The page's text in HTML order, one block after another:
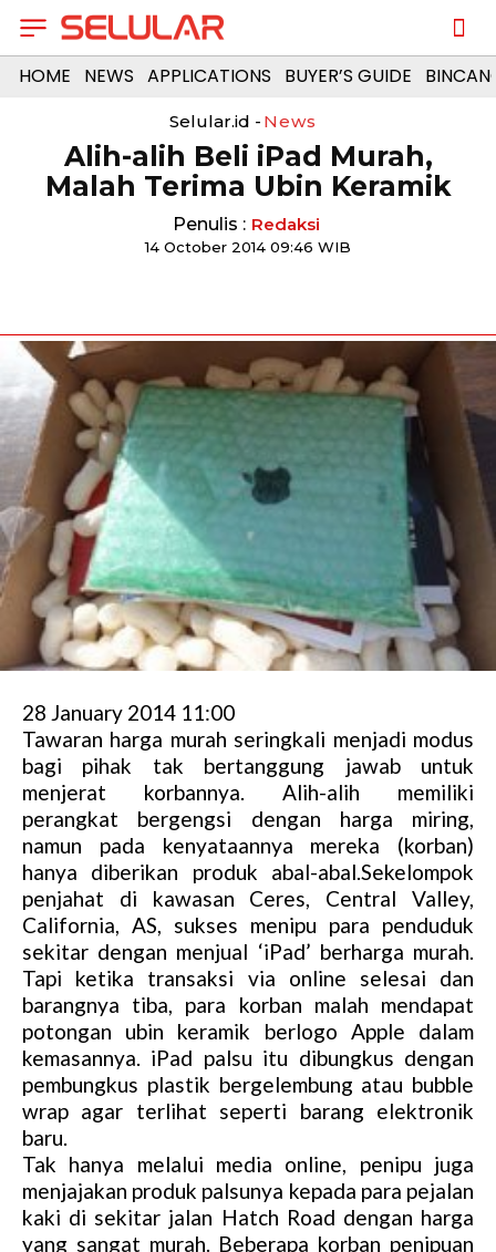
HOME NEWS APPLICATIONS BUYER’S GUIDE
Selular.id - News
Alih-alih Beli iPad Murah,
Malah Terima Ubin Keramik
Penulis : Redaksi
14 October 2014 09:46 WIB
28 January 2014 11:00
Tawaran harga murah seringkali menjadi modus
bagi pihak tak bertanggung jawab untuk
menjerat korbannya. Alih-alih memiliki
perangkat bergengsi dengan harga miring,
namun pada kenyataannya mereka (korban)
hanya diberikan produk abal-abal.Sekelompok
penjahat di kawasan Ceres, Central Valley,
California, AS, sukses menipu para penduduk
sekitar dengan menjual ‘iPad’ berharga murah.
Tapi ketika transaksi via online selesai dan
barangnya tiba, para korban malah mendapat
potongan ubin keramik berlogo Apple dalam
kemasannya. iPad palsu itu dibungkus dengan
pembungkus plastik bergelembung atau bubble
wrap agar terlihat seperti barang elektronik
baru.
Tak hanya melalui media online, penipu juga
menjajakan produk palsunya kepada para pejalan
kaki di sekitar jalan Hatch Road dengan harga
yang sangat murah. Beberapa korban penipuan